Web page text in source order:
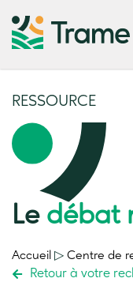
RESSOURCE
Le débat
Accueil ▷ Centre de
Retour à votre